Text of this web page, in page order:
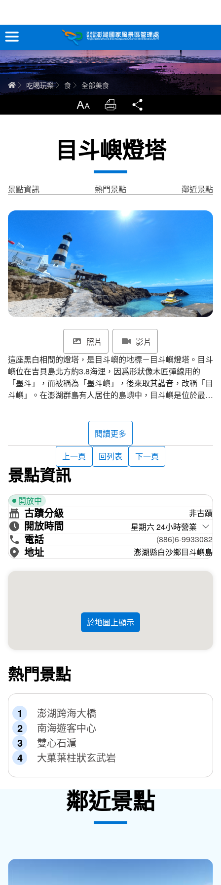
跳
到
主
要
內
容
訊息專區
關於澎湖
智慧觀光情報站
環境教育網 行政資訊網
RSS
首長信箱 English
日本語 Tiếng Việt
Bahasa indonesia
全部美食
首頁吃喝玩樂 食 全部美食
放大 列印
目斗嶼燈塔
景點資訊 熱門景點 鄰近景點
照片
影片
這座黑白相間的燈塔，是目斗嶼的地標－目斗嶼燈塔。目斗
嶼位在吉貝島北方約3.8海浬，因爲形狀像木匠彈線用的
「墨斗」，而被稱為「墨斗嶼」，後來取其諧音，改稱「目
斗嶼」。在澎湖群島有人居住的島嶼中，目斗嶼是位於最北
這座燈塔的建造，和四周的險惡海底地形有極大關係。澎湖
群島有許多急流，漁民之間流傳一句俗話是「一磽、二吼、
三西流」，其中排第一的「一磽」，就是指目斗嶼北面的大
磽嶼，四周暗礁遍布水流湍急，和附近的二磽嶼，連成一片
塔，替船隻指引方向。
為了避免受風浪侵襲而腐銹，塔基以磚頭建造，塔身選擇使
用不易鏽蝕的鑄鐵材質，外觀則以黑白相間的平行條紋呈
現，作為醒目的警告標誌。燈塔周圍的建築是駐守人員的宿
舍和辦公室，燈塔內部不開放參觀，但僅僅是在四周欣賞這
壯麗的建築，也就不虛此行了。
閱讀更多
上一頁
回列表 下一頁
景點資訊
開放中
古蹟分級 非古蹟
開放時間 星期六 24小時營業
電話 (886)6-9933082
地址 澎湖縣白沙鄉目斗嶼島
於地圖上顯示
熱門景點
澎湖跨海大橋
南海遊客中心
雙心石滬
大菓葉柱狀玄武岩
鄰近景點